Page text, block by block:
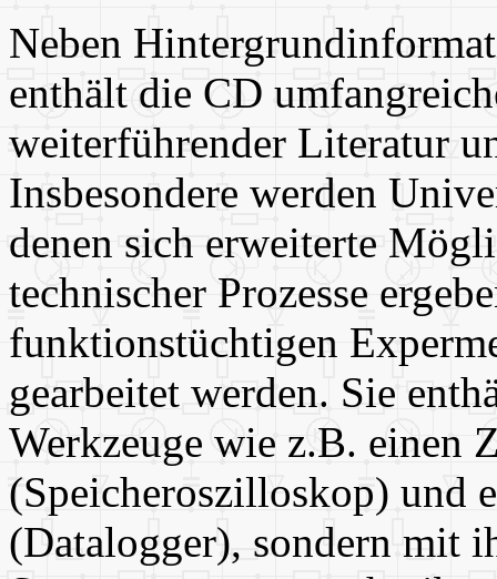
Neben
enthält die CD
weiterführender Literatur
Insbesondere werden
denen sich erweiterte
technischer Prozesse
funktionstüchtigen
gearbeitet werden. Sie
Werkzeuge wie z.B. einen
(Speicheroszilloskop) und
(Datalogger), sondern mit